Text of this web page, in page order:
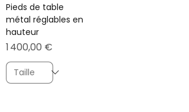
Pieds de table
métal réglables en
hauteur
Prix
1 400,00 €